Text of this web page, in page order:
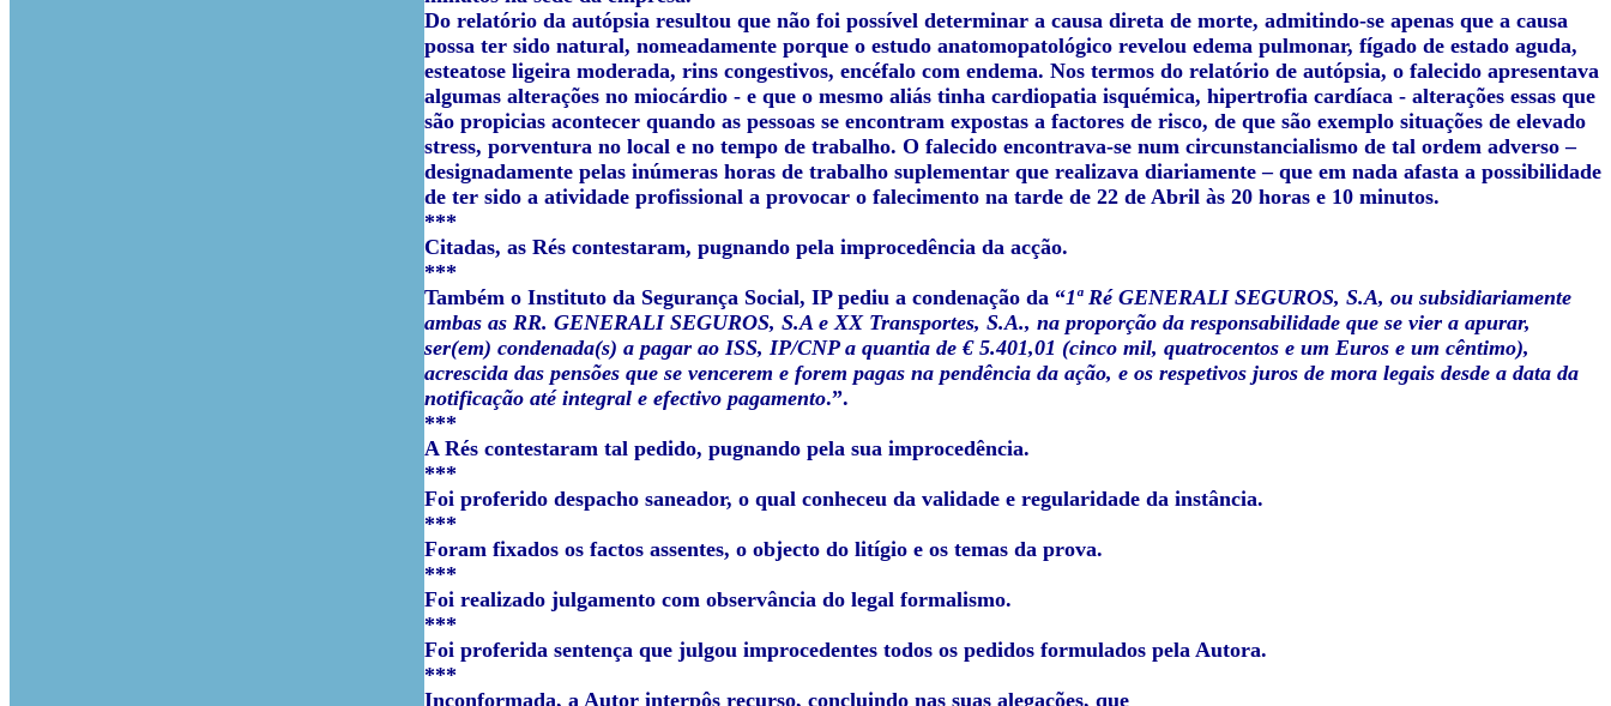
Do relatório da autópsia resultou que não foi possível determinar a causa direta de morte, admitindo-se apenas que a causa
possa ter sido natural, nomeadamente porque o estudo anatomopatológico revelou edema pulmonar, fígado de estado aguda,
esteatose ligeira moderada, rins congestivos, encéfalo com endema. Nos termos do relatório de autópsia, o falecido apresentava
algumas alterações no miocárdio - e que o mesmo aliás tinha cardiopatia isquémica, hipertrofia cardíaca - alterações essas que
são propicias acontecer quando as pessoas se encontram expostas a factores de risco, de que são exemplo situações de elevado
stress, porventura no local e no tempo de trabalho. O falecido encontrava-se num circunstancialismo de tal ordem adverso –
designadamente pelas inúmeras horas de trabalho suplementar que realizava diariamente – que em nada afasta a possibilidade
de ter sido a atividade profissional a provocar o falecimento na tarde de 22 de Abril às 20 horas e 10 minutos.
***
Citadas, as Rés contestaram, pugnando pela improcedência da acção.
***
Também o Instituto da Segurança Social, IP pediu a condenação da “1ª Ré GENERALI SEGUROS, S.A, ou subsidiariamente
ambas as RR. GENERALI SEGUROS, S.A e XX Transportes, S.A., na proporção da responsabilidade que se vier a apurar,
ser(em) condenada(s) a pagar ao ISS, IP/CNP a quantia de € 5.401,01 (cinco mil, quatrocentos e um Euros e um cêntimo),
acrescida das pensões que se vencerem e forem pagas na pendência da ação, e os respetivos juros de mora legais desde a data da
notificação até integral e efectivo pagamento.”.
***
A Rés contestaram tal pedido, pugnando pela sua improcedência.
***
Foi proferido despacho saneador, o qual conheceu da validade e regularidade da instância.
***
Foram fixados os factos assentes, o objecto do litígio e os temas da prova.
***
Foi realizado julgamento com observância do legal formalismo.
***
Foi proferida sentença que julgou improcedentes todos os pedidos formulados pela Autora.
***
Inconformada, a Autor interpôs recurso, concluindo nas suas alegações, que